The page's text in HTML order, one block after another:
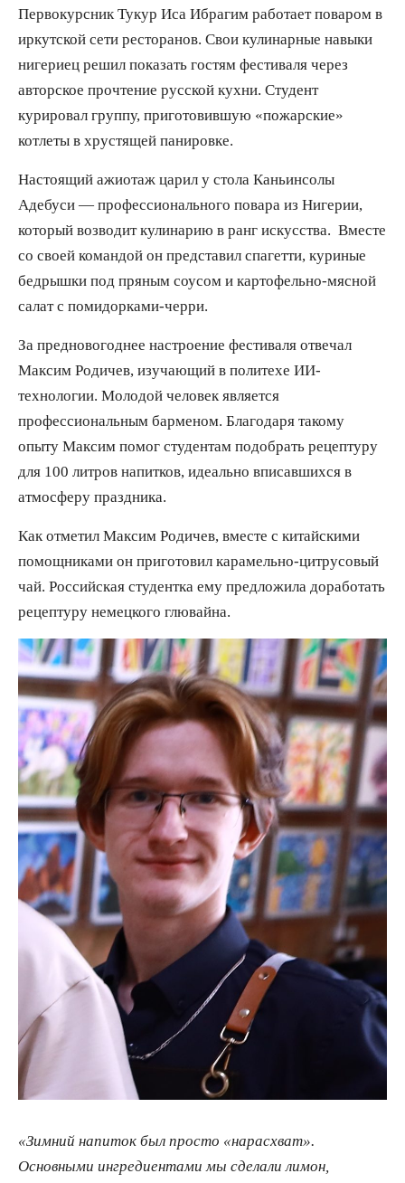
Первокурсник Тукур Иса Ибрагим работает поваром в
иркутской сети ресторанов. Свои кулинарные навыки
нигериец решил показать гостям фестиваля через
авторское прочтение русской кухни. Студент
курировал группу, приготовившую «пожарские»
котлеты в хрустящей панировке.
Настоящий ажиотаж царил у стола Каньинсолы
Адебуси — профессионального повара из Нигерии,
который возводит кулинарию в ранг искусства. Вместе
со своей командой он представил спагетти, куриные
бедрышки под пряным соусом и картофельно-мясной
салат с помидорками-черри.
За предновогоднее настроение фестиваля отвечал
Максим Родичев, изучающий в политехе ИИ-
технологии. Молодой человек является
профессиональным барменом. Благодаря такому
опыту Максим помог студентам подобрать рецептуру
для 100 литров напитков, идеально вписавшихся в
атмосферу праздника.
Как отметил Максим Родичев, вместе с китайскими
помощниками он приготовил карамельно-цитрусовый
чай. Российская студентка ему предложила доработать
рецептуру немецкого глювайна.
«Зимний напиток был просто «нарасхват».
Основными ингредиентами мы сделали лимон,